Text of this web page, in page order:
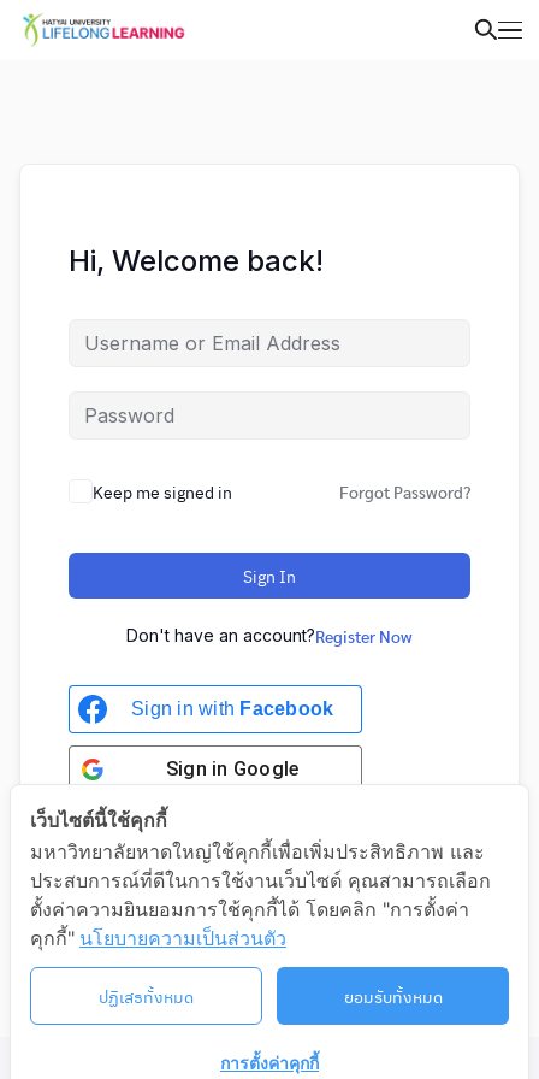
Hi, Welcome back!
Keep me signed in Forgot Password?
Sign In
Don't have an account?Register Now
Sign in with Facebook
Sign in Google
Sign in with Google
©2026 LIFELONG.HU.AC.TH. ALL RIGHTS RESERVED.
เว็บไซต์นี้ใช้คุกกี้
มหาวิทยาลัยหาดใหญ่ใช้คุกกี้เพื่อเพิ่มประสิทธิภาพ และ
ประสบการณ์ที่ดีในการใช้งานเว็บไซต์ คุณสามารถเลือก
ตั้งค่าความยินยอมการใช้คุกกี้ได้ โดยคลิก "การตั้งค่า
คุกกี้" นโยบายความเป็นส่วนตัว
ปฏิเสธทั้งหมด ยอมรับทั้งหมด
การตั้งค่าคุกกี้